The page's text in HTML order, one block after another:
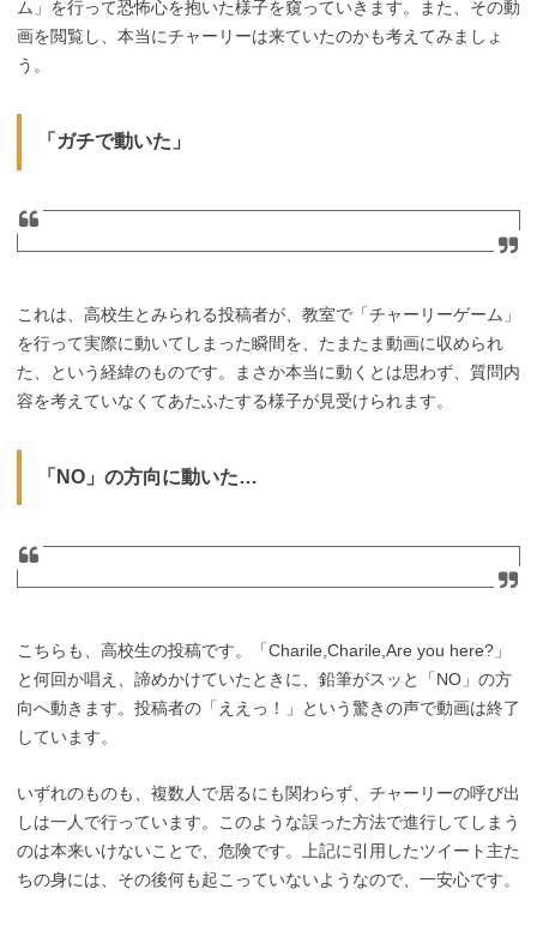
ム」を行って恐怖心を抱いた様子を窺っていきます。また、その動
画を閲覧し、本当にチャーリーは来ていたのかも考えてみましょ
う。
「ガチで動いた」
これは、高校生とみられる投稿者が、教室で「チャーリーゲーム」
を行って実際に動いてしまった瞬間を、たまたま動画に収められ
た、という経緯のものです。まさか本当に動くとは思わず、質問内
容を考えていなくてあたふたする様子が見受けられます。
「NO」の方向に動いた…
こちらも、高校生の投稿です。「Charile,Charile,Are you here?」
と何回か唱え、諦めかけていたときに、鉛筆がスッと「NO」の方
向へ動きます。投稿者の「ええっ！」という驚きの声で動画は終了
しています。
いずれのものも、複数人で居るにも関わらず、チャーリーの呼び出
しは一人で行っています。このような誤った方法で進行してしまう
のは本来いけないことで、危険です。上記に引用したツイート主た
ちの身には、その後何も起こっていないようなので、一安心です。